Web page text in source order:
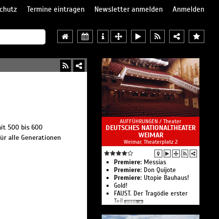
Termine eintragen Newsletter anmelden
Anmelden
500 bis 600
alle Generationen
AUFFÜHRUNGEN / Theater
DEUTSCHES NATIONALTHEATER
WEIMAR
Weimar, Theaterplatz 2
Premiere: Messias
Premiere: Don Quijote
Premiere: Utopie Bauhaus!
Gold!
FAUST. Der Tragödie erster
Teil
Ein Gedicht für die Stadt